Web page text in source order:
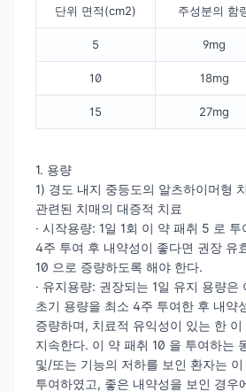
단위 면적(cm2) 주성분의 함
5 9mg
10 18mg
15 27mg
1. 용량
1) 경도 내지 중등도의 알츠하이머형
관련된 치매의 대증적 치료
· 시작용량: 1일 1회 이 약 패취 5 로
4주 투여 후 내약성이 좋다면 권장 유
10 으로 증량하도록 해야 한다.
· 유지용량: 권장되는 1일 유지 용량은
초기 용량을 최소 4주 투여한 후 내약
증량하며, 치료적 유익성이 있는 한
지속한다. 이 약 패취 10 을 투여하는
및/또는 기능의 저하를 보인 환자는
투여하였고, 좋은 내약성을 보인 경우